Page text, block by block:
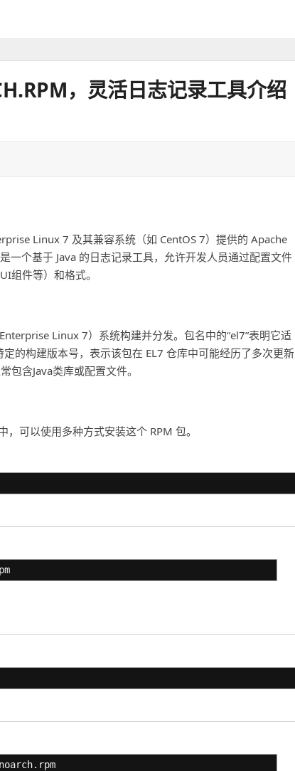
，灵活日志记录工具介绍
Linux 7 及其兼容系统（如 CentOS 7）提供的 Apache
个基于 Java 的日志记录工具，允许开发人员通过配置文件
组件等）和格式。
Linux 7）系统构建并分发。包名中的“el7”表明它适
的构建版本号，表示该包在 EL7 仓库中可能经历了多次更新
包含Java类库或配置文件。
可以使用多种方式安装这个 RPM 包。